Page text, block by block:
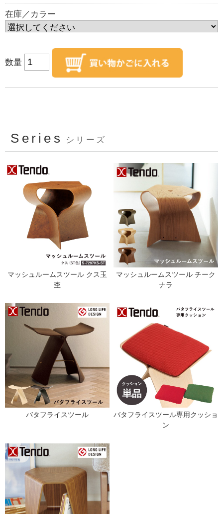
在庫／カラー
数量
Series シリーズ
マッシュルームスツール クス玉
杢
マッシュルームスツール チーク
ナラ
バタフライスツール
バタフライスツール専用クッショ
ン